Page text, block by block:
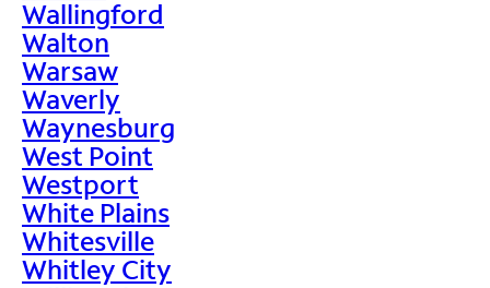
Wallingford
Walton
Warsaw
Waverly
Waynesburg
West Point
Westport
White Plains
Whitesville
Whitley City